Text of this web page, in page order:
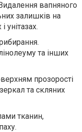
идалення вапняного
залишків на
унітазах.
.
та інших
прозорості
та скляних
тканин,